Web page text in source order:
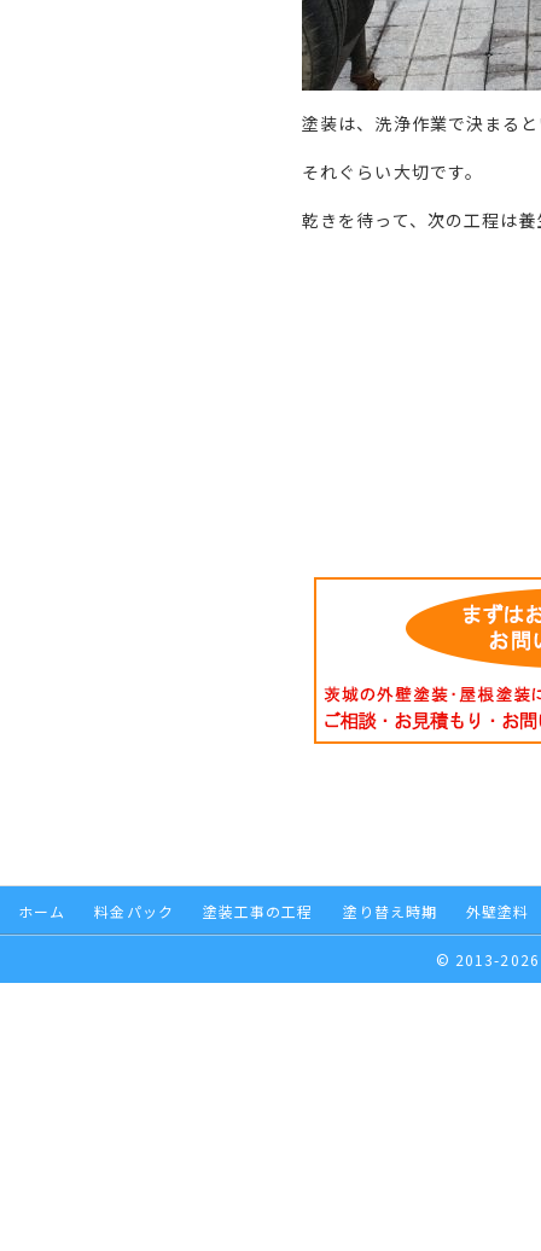
塗装は、洗浄作業で決まる
それぐらい大切です。
乾きを待って、次の工程は
ホーム 料金パック 塗装工事の工程 塗り替え時期 外壁塗料
© 2013-2026